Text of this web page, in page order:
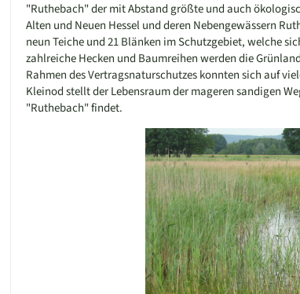
"Ruthebach" der mit Abstand größte und auch
Alten und Neuen Hessel und deren Nebengewässern
neun Teiche und 21 Blänken im Schutzgebiet, welche
zahlreiche Hecken und Baumreihen werden die
Rahmen des Vertragsnaturschutzes konnten sich auf
Kleinod stellt der Lebensraum der mageren sandigen
"Ruthebach" findet.